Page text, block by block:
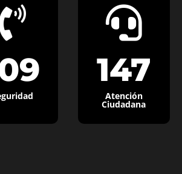

147
Atención
Ciudadana